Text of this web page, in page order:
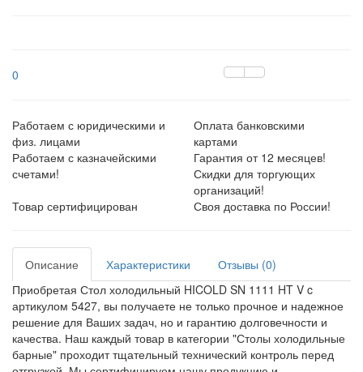
0
Работаем с юридическими и
физ. лицами
Оплата банковскими
картами
Работаем с казначейскими
счетами!
Гарантия от 12 месяцев!
Скидки для торгующих
организаций!
Товар сертифицирован
Своя доставка по России!
Описание Характеристики
Отзывы (0)
Приобретая Стол холодильный HICOLD SN 1111 HT V c
артикулом 5427, вы получаете не только прочное и надежное
решение для Ваших задач, но и гарантию долговечности и
качества. Наш каждый товар в категории "Столы холодильные
барные" проходит тщательный технический контроль перед